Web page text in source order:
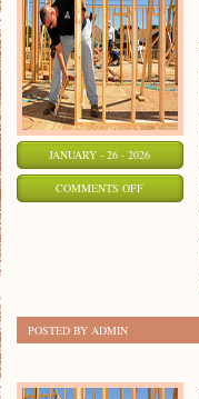
JANUARY - 26 - 2026
COMMENTS OFFON
POSTED BY ADMIN